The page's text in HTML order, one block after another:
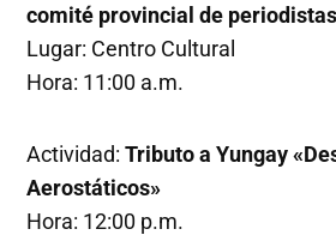
comité provincial de
Lugar: Centro Cultural
Hora: 11:00 a.m.
Actividad:Tributo a Yungay
Aerostáticos»
Hora: 12:00 p.m.